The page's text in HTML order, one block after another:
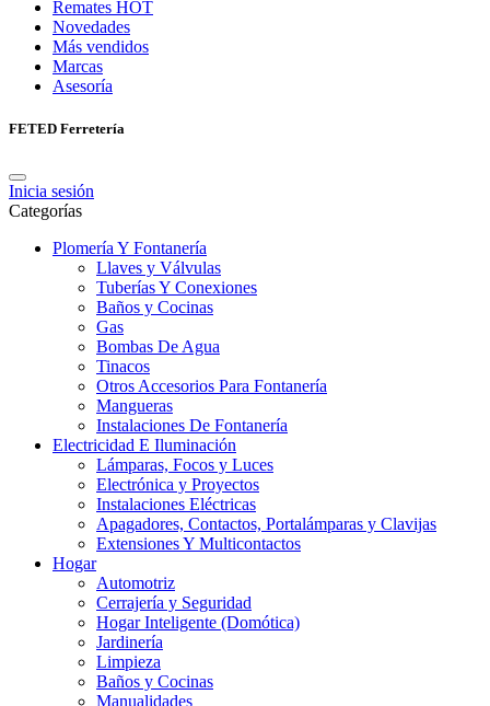
Remates HOT
Novedades
Más vendidos
Marcas
Asesoría
FETED Ferretería
Inicia sesión
Categorías
Plomería Y Fontanería
Llaves y Válvulas
Tuberías Y Conexiones
Baños y Cocinas
Gas
Bombas De Agua
Tinacos
Otros Accesorios Para Fontanería
Mangueras
Instalaciones De Fontanería
Electricidad E Iluminación
Lámparas, Focos y Luces
Electrónica y Proyectos
Instalaciones Eléctricas
Apagadores, Contactos, Portalámparas y Clavijas
Extensiones Y Multicontactos
Hogar
Automotriz
Cerrajería y Seguridad
Hogar Inteligente (Domótica)
Jardinería
Limpieza
Baños y Cocinas
Manualidades